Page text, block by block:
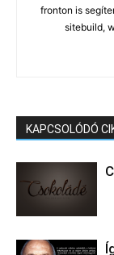
fronton is
sitebuild,
KAPCSOLÓDÓ